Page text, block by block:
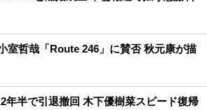
室哲哉「Route 246」に賛否 秋元康が描
年半で引退撤回 木下優樹菜スピード復帰